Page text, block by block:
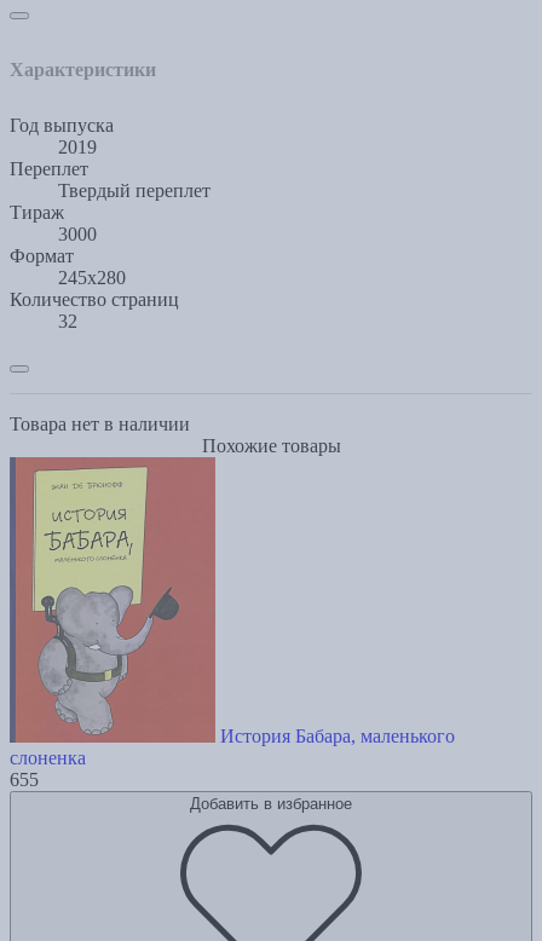
Характеристики
Год выпуска
2019
Переплет
Твердый переплет
Тираж
3000
Формат
245x280
Количество страниц
32
Товара нет в наличии
Похожие товары
История Бабара, маленького
слоненка
655
Добавить в избранное